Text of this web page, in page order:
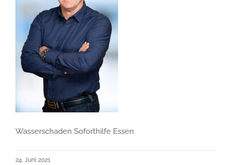
Wasserschaden Soforthilfe Essen
24. Juni 2021